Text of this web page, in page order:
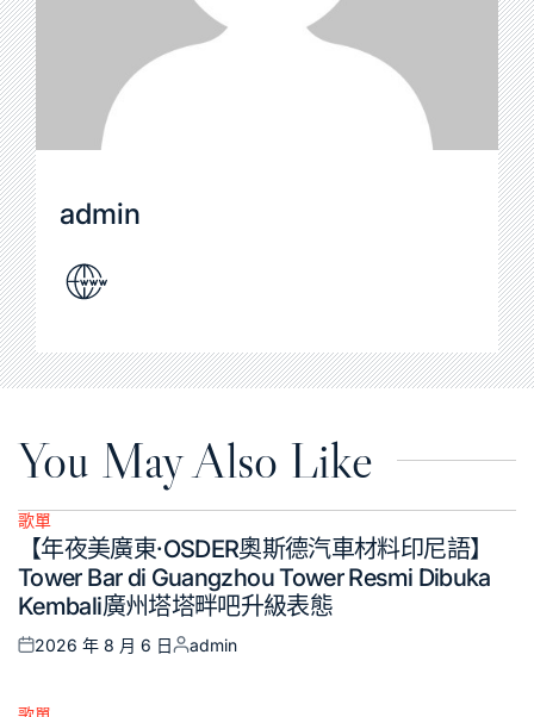
admin
You May Also Like
Posted
歌單
【年夜美廣東·OSDER奧斯德汽車材料印尼語】
Tower Bar di Guangzhou Tower Resmi Dibuka
Kembali廣州塔塔畔吧升級表態
Posted
2026 年 8 月 6 日
Posted
admin